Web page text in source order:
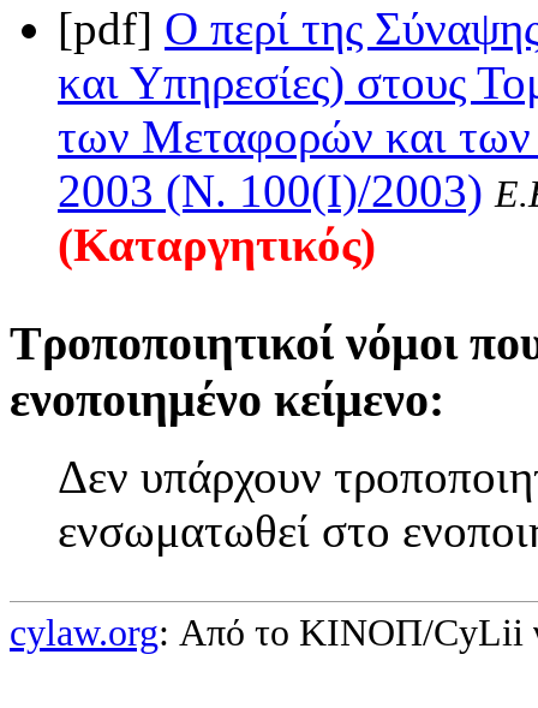
[pdf] Ο περί της
και Υπηρεσίες) στους
των Μεταφορών και των
2003 (Ν. 100(I)/2003)
(Καταργητικός)
Τροποποιητικοί νόμοι
ενοποιημένο κείμενο:
Δεν υπάρχουν
ενσωματωθεί στο
cylaw.org: Από το ΚΙΝOΠ/CyLii